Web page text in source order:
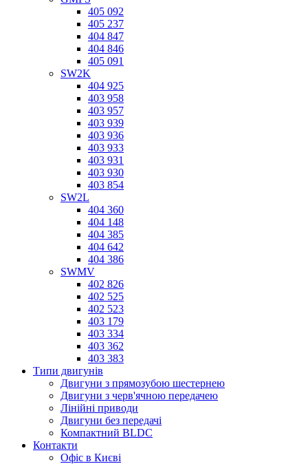
405 092
405 237
404 847
404 846
405 091
SW2K
404 925
403 958
403 957
403 939
403 936
403 933
403 931
403 930
403 854
SW2L
404 360
404 148
404 385
404 642
404 386
SWMV
402 826
402 525
402 523
403 179
403 334
403 362
403 383
Типи двигунів
Двигуни з прямозубою шестернею
Двигуни з черв'ячною передачею
Лінійні приводи
Двигуни без передачі
Компактний BLDC
Контакти
Офіс в Києві